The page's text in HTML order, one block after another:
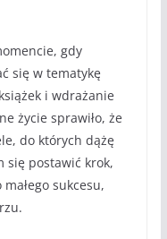
gdy
się w tematykę
i wdrażanie
życie sprawiło, że
do których dążę
się postawić krok,
sukcesu,